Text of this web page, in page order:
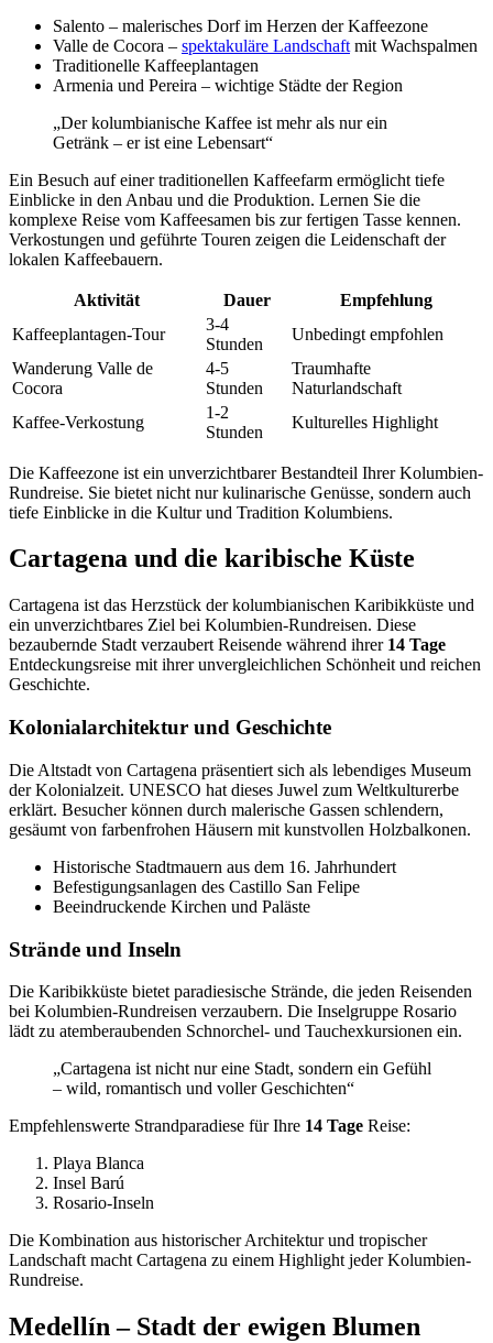
Salento – malerisches Dorf im Herzen der Kaffeezone
Valle de Cocora – spektakuläre Landschaft mit Wachspalmen
Traditionelle Kaffeeplantagen
Armenia und Pereira – wichtige Städte der Region
„Der kolumbianische Kaffee ist mehr als nur ein
Getränk – er ist eine Lebensart“
Ein Besuch auf einer traditionellen Kaffeefarm ermöglicht tiefe
Einblicke in den Anbau und die Produktion. Lernen Sie die
komplexe Reise vom Kaffeesamen bis zur fertigen Tasse kennen.
Verkostungen und geführte Touren zeigen die Leidenschaft der
lokalen Kaffeebauern.
Aktivität Dauer
Empfehlung
Kaffeeplantagen-Tour
3-4
Stunden
Unbedingt empfohlen
Wanderung Valle de
Cocora
4-5
Stunden
Traumhafte
Naturlandschaft
Kaffee-Verkostung
1-2
Stunden
Kulturelles Highlight
Die Kaffeezone ist ein unverzichtbarer Bestandteil Ihrer Kolumbien-
Rundreise. Sie bietet nicht nur kulinarische Genüsse, sondern auch
tiefe Einblicke in die Kultur und Tradition Kolumbiens.
Cartagena und die karibische Küste
Cartagena ist das Herzstück der kolumbianischen Karibikküste und
ein unverzichtbares Ziel bei Kolumbien-Rundreisen. Diese
bezaubernde Stadt verzaubert Reisende während ihrer 14 Tage
Entdeckungsreise mit ihrer unvergleichlichen Schönheit und reichen
Geschichte.
Kolonialarchitektur und Geschichte
Die Altstadt von Cartagena präsentiert sich als lebendiges Museum
der Kolonialzeit. UNESCO hat dieses Juwel zum Weltkulturerbe
erklärt. Besucher können durch malerische Gassen schlendern,
gesäumt von farbenfrohen Häusern mit kunstvollen Holzbalkonen.
Historische Stadtmauern aus dem 16. Jahrhundert
Befestigungsanlagen des Castillo San Felipe
Beeindruckende Kirchen und Paläste
Strände und Inseln
Die Karibikküste bietet paradiesische Strände, die jeden Reisenden
bei Kolumbien-Rundreisen verzaubern. Die Inselgruppe Rosario
lädt zu atemberaubenden Schnorchel- und Tauchexkursionen ein.
„Cartagena ist nicht nur eine Stadt, sondern ein Gefühl
– wild, romantisch und voller Geschichten“
Empfehlenswerte Strandparadiese für Ihre 14 Tage Reise:
Playa Blanca
Insel Barú
Rosario-Inseln
Die Kombination aus historischer Architektur und tropischer
Landschaft macht Cartagena zu einem Highlight jeder Kolumbien-
Rundreise.
Medellín – Stadt der ewigen Blumen